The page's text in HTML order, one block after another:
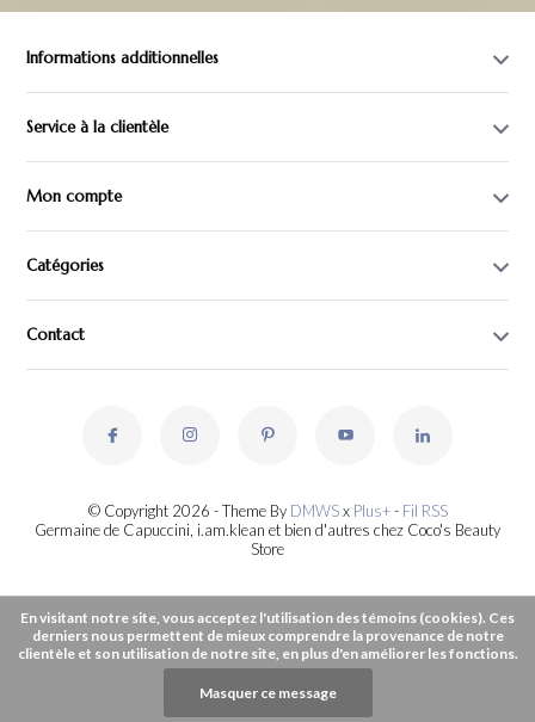
Informations additionnelles
Service à la clientèle
Mon compte
Catégories
Contact
© Copyright 2026 - Theme By DMWSx Plus+- Fil RSS
Germaine de Capuccini, i.am.klean et bien d'autres chez Coco's Beauty
Store
En visitant notre site, vous acceptez l'utilisation des témoins (cookies). Ces
derniers nous permettent de mieux comprendre la provenance de notre
clientèle et son utilisation de notre site, en plus d'en améliorer les fonctions.
Masquer ce message